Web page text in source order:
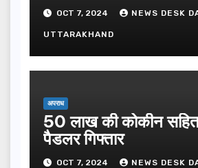
OCT 7, 2024 NEWS DESK
UTTARAKHAND
अपराध
50 लाख की कोकीन सहित
पैडलर गिफ्तार
OCT 7, 2024 NEWS DESK